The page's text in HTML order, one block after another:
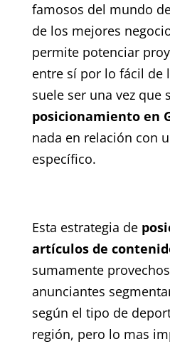
famosos del mundo
de los mejores
permite potenciar
entre sí por lo fácil de
suele ser una vez que
posicionamiento en
nada en relación con
específico.
Esta estrategia de
artículos de
sumamente
anunciantes
según el tipo de
región, pero lo mas